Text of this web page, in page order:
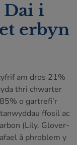
Dai i
erbyn
am dros 21%
thri chwarter
o gartrefi’r
ffosil ac
(Lily. Glover-
â phroblem y